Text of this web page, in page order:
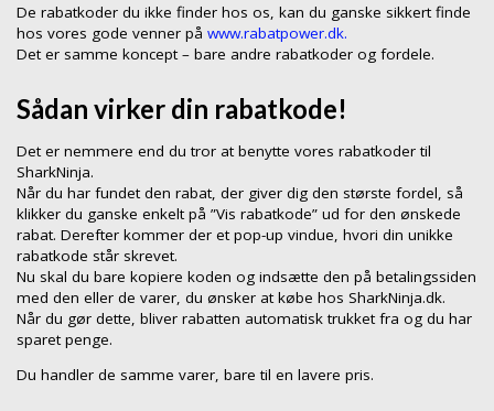
De rabatkoder du ikke finder hos os, kan du ganske sikkert finde
hos vores gode venner på www.rabatpower.dk.
Det er samme koncept – bare andre rabatkoder og fordele.
Sådan virker din rabatkode!
Det er nemmere end du tror at benytte vores rabatkoder til
SharkNinja.
Når du har fundet den rabat, der giver dig den største fordel, så
klikker du ganske enkelt på ”Vis rabatkode” ud for den ønskede
rabat. Derefter kommer der et pop-up vindue, hvori din unikke
rabatkode står skrevet.
Nu skal du bare kopiere koden og indsætte den på betalingssiden
med den eller de varer, du ønsker at købe hos SharkNinja.dk.
Når du gør dette, bliver rabatten automatisk trukket fra og du har
sparet penge.
Du handler de samme varer, bare til en lavere pris.